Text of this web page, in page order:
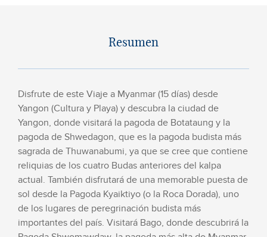
Resumen
Disfrute de este Viaje a Myanmar (15 días) desde
Yangon (Cultura y Playa) y descubra la ciudad de
Yangon, donde visitará la pagoda de Botataung y la
pagoda de Shwedagon, que es la pagoda budista más
sagrada de Thuwanabumi, ya que se cree que contiene
reliquias de los cuatro Budas anteriores del kalpa
actual. También disfrutará de una memorable puesta de
sol desde la Pagoda Kyaiktiyo (o la Roca Dorada), uno
de los lugares de peregrinación budista más
importantes del país. Visitará Bago, donde descubrirá la